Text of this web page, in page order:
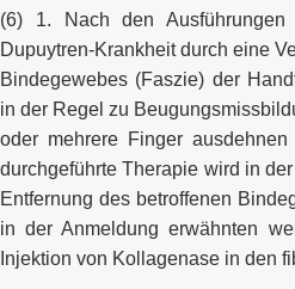
(6) 1. Nach den
Dupuytren-Krankheit durch eine
Bindegewebes (Faszie) der
in der Regel zu
oder mehrere Finger
durchgeführte Therapie wird in
Entfernung des betroffenen
in der Anmeldung erwähnten
Injektion von Kollagenase in den